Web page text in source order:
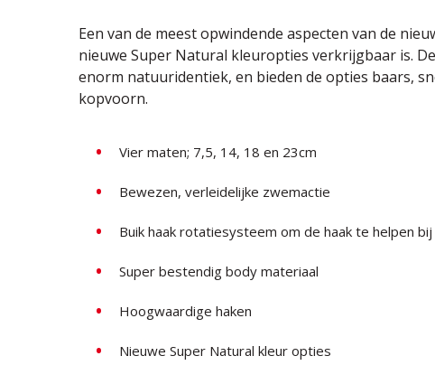
Een van de meest opwindende aspecten van de
nieuwe Super Natural kleuropties verkrijgbaar is.
enorm natuuridentiek, en bieden de opties baars,
kopvoorn.
Vier maten; 7,5, 14, 18 en 23cm
Bewezen, verleidelijke zwemactie
Buik haak rotatiesysteem om de haak te helpen
Super bestendig body materiaal
Hoogwaardige haken
Nieuwe Super Natural kleur opties